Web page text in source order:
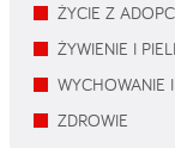
ŻYCIE Z
ŻYWIENIE I
WYCHOWANIE
ZDROWIE